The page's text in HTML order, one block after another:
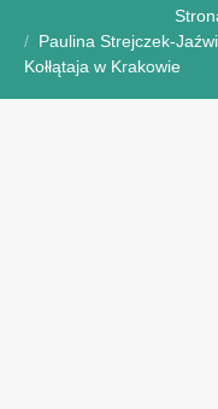
Paulina Strejczek-
Kołłątaja w Krakowie